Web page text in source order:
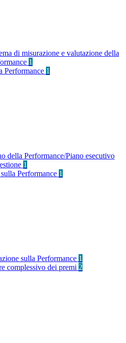
di misurazione e valutazione della
1
Performance 1
della Performance/Piano esecutivo
1
Performance 1
sulla Performance 1
complessivo dei premi 2